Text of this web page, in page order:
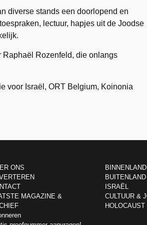
diverse stands een doorlopend en
lectuur, hapjes uit de Joodse
Raphaël Rozenfeld, die onlangs
voor Israël, ORT Belgium, Koinonia
ONS
MAGAZINE &
BINNENLAND
BUITENLAND
ISRAËL
CULTUUR &
HOLOCAUST